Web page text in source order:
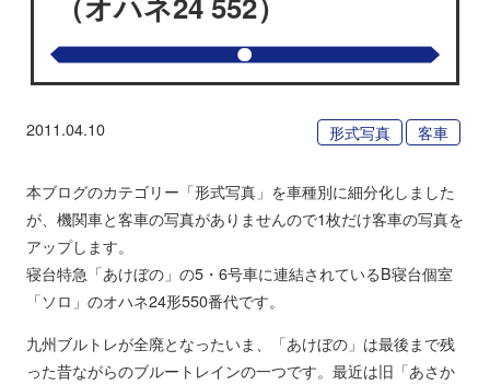
2011.04.10 形式写真 客車
本ブログのカテゴリー「形式写真」を車種別に細分化しました
が、機関車と客車の写真がありませんので1枚だけ客車の写真を
アップします。
寝台特急「あけぼの」の5・6号車に連結されているB寝台個室
「ソロ」のオハネ24形550番代です。
九州ブルトレが全廃となったいま、「あけぼの」は最後まで残
った昔ながらのブルートレインの一つです。最近は旧「あさか